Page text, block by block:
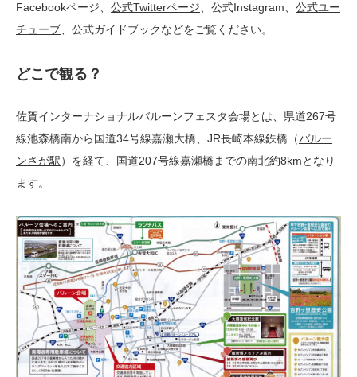
Facebookページ、 公式Twitterページ 、公式Instagram、 公式ユー
チューブ 、公式ガイドブックなどをご覧ください。
どこで観る？
佐賀インターナショナルバルーンフェスタ会場とは、県道267号
線池森橋南から国道34号線嘉瀬大橋、JR長崎本線鉄橋（バルー
ンさが駅）を経て、国道207号線嘉瀬橋までの南北約8kmとなり
ます。